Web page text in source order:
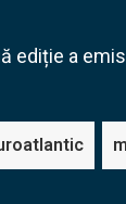
ediție a